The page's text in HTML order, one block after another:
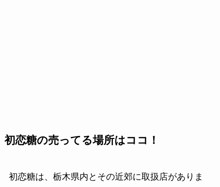
初恋糖の売ってる場所はココ！
初恋糖は、栃木県内とその近郊に取扱店がありま